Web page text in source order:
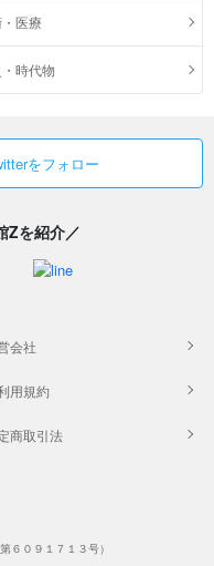
医療
時代物
をフォロー
Zを紹介／
会社
用規約
商取引法